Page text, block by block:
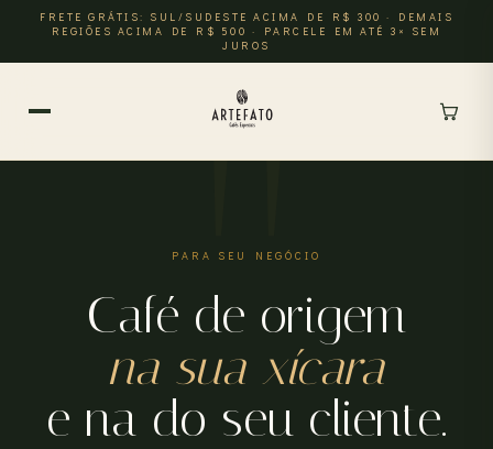
FRETE GRÁTIS: SUL/SUDESTE ACIMA DE R$ 300 · DEMAIS
REGIÕES ACIMA DE R$ 500 · PARCELE EM ATÉ 3× SEM
JUROS
PARA SEU NEGÓCIO
Café de origem
na sua xícara
e na do seu cliente.